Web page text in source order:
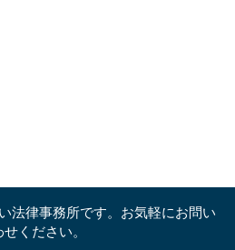
法律事務所です。お気軽にお問い
ください。